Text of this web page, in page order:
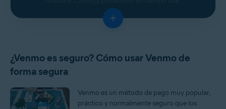
+
¿Venmo es seguro? Cómo usar Venmo de
forma segura
Venmo es un método de pago muy popular,
práctico y normalmente seguro que los